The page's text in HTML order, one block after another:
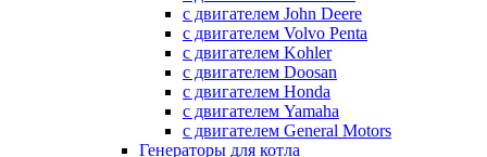
с двигателем John Deere
с двигателем Volvo Penta
с двигателем Kohler
с двигателем Doosan
с двигателем Honda
с двигателем Yamaha
с двигателем General Motors
Генераторы для котла